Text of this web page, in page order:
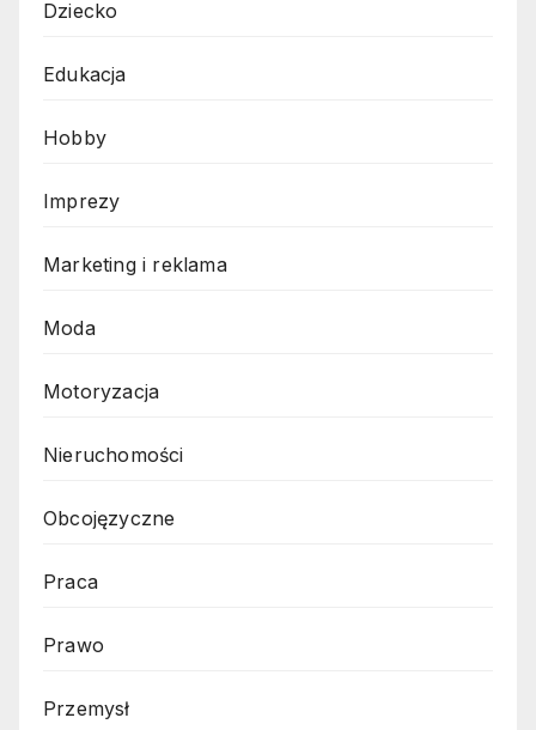
Dziecko
Edukacja
Hobby
Imprezy
Marketing i reklama
Moda
Motoryzacja
Nieruchomości
Obcojęzyczne
Praca
Prawo
Przemysł